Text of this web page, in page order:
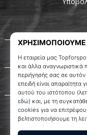
Σχετικά μ' εμάς
Εξυπηρέτηση